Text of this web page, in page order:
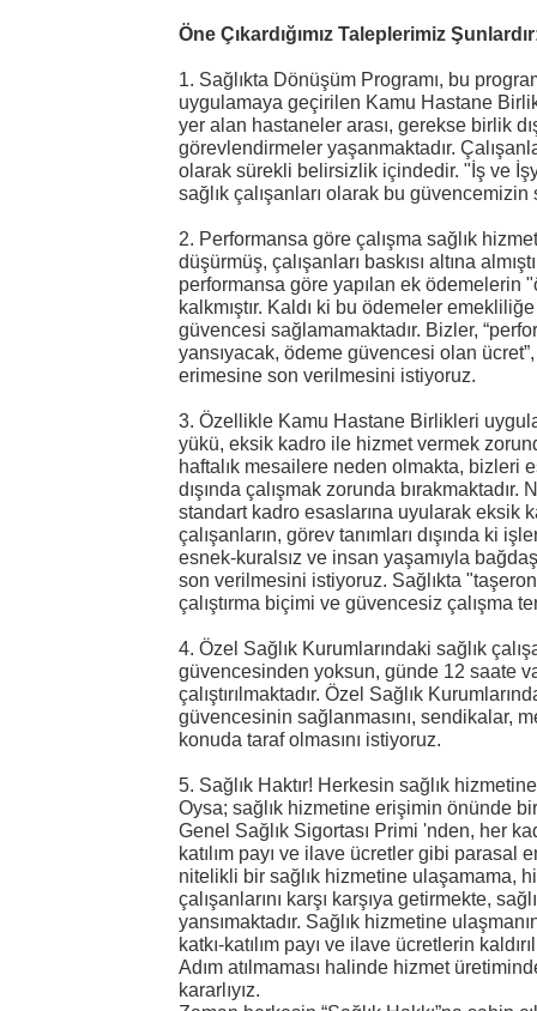
Öne Çıkardığımız Taleplerimiz
1. Sağlıkta Dönüşüm Programı, bu
uygulamaya geçirilen Kamu Hastane
yer alan hastaneler arası, gerekse birlik
görevlendirmeler yaşanmaktadır.
olarak sürekli belirsizlik içindedir. "İş ve
sağlık çalışanları olarak bu güvencemizin
2. Performansa göre çalışma sağlık
düşürmüş, çalışanları baskısı altına
performansa göre yapılan ek ödemelerin
kalkmıştır. Kaldı ki bu ödemeler
güvencesi sağlamamaktadır. Bizler,
yansıyacak, ödeme güvencesi olan
erimesine son verilmesini istiyoruz.
3. Özellikle Kamu Hastane Birlikleri
yükü, eksik kadro ile hizmet vermek
haftalık mesailere neden olmakta, bizleri
dışında çalışmak zorunda
standart kadro esaslarına uyularak eksik
çalışanların, görev tanımları dışında ki
esnek-kuralsız ve insan yaşamıyla
son verilmesini istiyoruz. Sağlıkta
çalıştırma biçimi ve güvencesiz çalışma
4. Özel Sağlık Kurumlarındaki sağlık
güvencesinden yoksun, günde 12 saate
çalıştırılmaktadır. Özel Sağlık
güvencesinin sağlanmasını, sendikalar,
konuda taraf olmasını istiyoruz.
5. Sağlık Haktır! Herkesin sağlık
Oysa; sağlık hizmetine erişimin önünde
Genel Sağlık Sigortası Primi 'nden, her
katılım payı ve ilave ücretler gibi parasal
nitelikli bir sağlık hizmetine ulaşamama,
çalışanlarını karşı karşıya getirmekte,
yansımaktadır. Sağlık hizmetine
katkı-katılım payı ve ilave ücretlerin
Adım atılmaması halinde hizmet
kararlıyız.